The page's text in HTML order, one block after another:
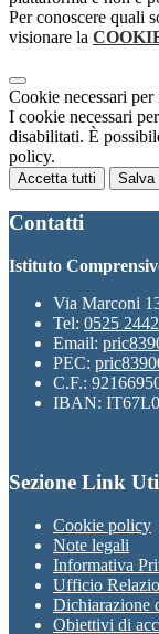
Per conoscere quali
visionare la
Cookie necessari
I cookie necessari
disabilitati. È
policy.
Accetta tutti Salva
Contatti
Istituto
Via Marconi
Tel: 0525 2442
Email:
PEC:
C.F.:
IBAN:
Sezione Link
Cookie policy
Note legali
Informativa
Ufficio
Dichiarazione
Obiettivi di